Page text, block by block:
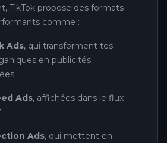
TikTok propose des formats
comme :
Ads, qui transforment tes
en publicités
Ads, affichées dans le flux
Ads, qui mettent en